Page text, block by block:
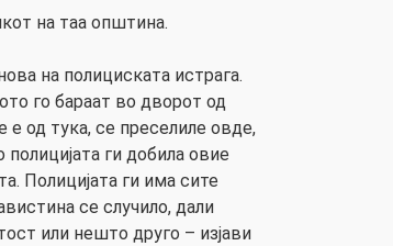
на таа општина.
на полициската истрага.
го бараат во дворот од
е од тука, се преселиле овде,
ги добила овие
Полицијата ги има сите
се случило, дали
или нешто друго – изјави